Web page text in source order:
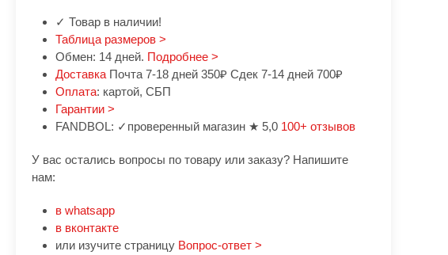
✓ Товар в наличии!
Таблица размеров >
Обмен: 14 дней. Подробнее >
Доставка Почта 7-18 дней 350₽ Сдек 7-14 дней 700₽
Оплата: картой, СБП
Гарантии >
FANDBOL: ✓проверенный магазин ★ 5,0 100+ отзывов
У вас остались вопросы по товару или заказу? Напишите
нам:
в whatsapp
в вконтакте
или изучите страницу Вопрос-ответ >